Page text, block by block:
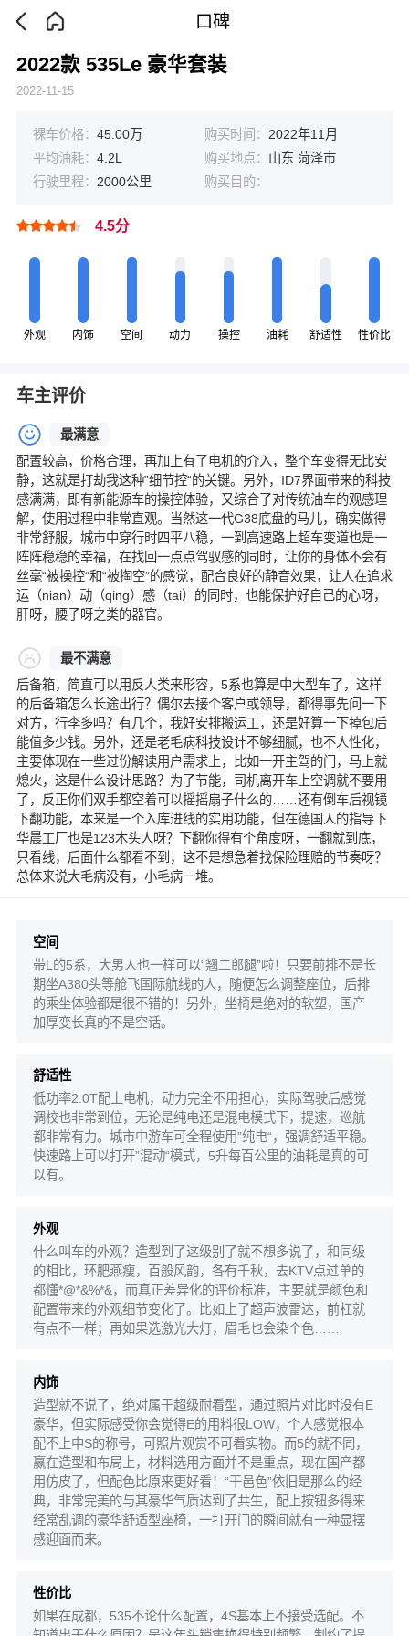
口碑
2022款 535Le 豪华套装
2022-11-15
裸车价格： 45.00万 购买时间： 2022年11月
平均油耗： 4.2L 购买地点： 山东 菏泽市
行驶里程： 2000公里 购买目的：
4.5分
外观 内饰 空间 动力 操控 油耗 舒适性 性价比
车主评价
最满意
配置较高，价格合理，再加上有了电机的介入，整个车变得无比安
静，这就是打劫我这种”细节控“的关键。另外，ID7界面带来的科技
感满满，即有新能源车的操控体验，又综合了对传统油车的观感理
解，使用过程中非常直观。当然这一代G38底盘的马儿，确实做得
非常舒服，城市中穿行时四平八稳，一到高速路上超车变道也是一
阵阵稳稳的幸福，在找回一点点驾驭感的同时，让你的身体不会有
丝毫“被操控”和“被掏空”的感觉，配合良好的静音效果，让人在追求
运（nian）动（qing）感（tai）的同时，也能保护好自己的心呀，
肝呀，腰子呀之类的器官。
最不满意
后备箱，简直可以用反人类来形容，5系也算是中大型车了，这样
的后备箱怎么长途出行？偶尔去接个客户或领导，都得事先问一下
对方，行李多吗？有几个，我好安排搬运工，还是好算一下掉包后
能值多少钱。另外，还是老毛病科技设计不够细腻，也不人性化，
主要体现在一些过份解读用户需求上，比如一开主驾的门，马上就
熄火，这是什么设计思路？为了节能，司机离开车上空调就不要用
了，反正你们双手都空着可以摇摇扇子什么的……还有倒车后视镜
下翻功能，本来是一个入库进线的实用功能，但在德国人的指导下
华晨工厂也是123木头人呀？下翻你得有个角度呀，一翻就到底，
只看线，后面什么都看不到，这不是想急着找保险理赔的节奏呀？
总体来说大毛病没有，小毛病一堆。
空间
带L的5系，大男人也一样可以“翘二郎腿”啦！只要前排不是长
期坐A380头等舱飞国际航线的人，随便怎么调整座位，后排
的乘坐体验都是很不错的！另外，坐椅是绝对的软塑，国产
加厚变长真的不是空话。
舒适性
低功率2.0T配上电机，动力完全不用担心，实际驾驶后感觉
调校也非常到位，无论是纯电还是混电模式下，提速，巡航
都非常有力。城市中游车可全程使用”纯电“，强调舒适平稳。
快速路上可以打开”混动“模式，5升每百公里的油耗是真的可
以有。
外观
什么叫车的外观？造型到了这级别了就不想多说了，和同级
的相比，环肥燕瘦，百般风韵，各有千秋，去KTV点过单的
都懂*@*&%*&，而真正差异化的评价标准，主要就是颜色和
配置带来的外观细节变化了。比如上了超声波雷达，前杠就
有点不一样；再如果选激光大灯，眉毛也会染个色……
内饰
造型就不说了，绝对属于超级耐看型，通过照片对比时没有E
豪华，但实际感受你会觉得E的用料很LOW，个人感觉根本
配不上中S的称号，可照片观赏不可看实物。而5的就不同，
赢在造型和布局上，材料选用方面并不是重点，现在国产都
用仿皮了，但配色比原来更好看！“干邑色”依旧是那么的经
典，非常完美的与其豪华气质达到了共生，配上按钮多得来
经常乱调的豪华舒适型座椅，一打开门的瞬间就有一种显摆
感迎面而来。
性价比
如果在成都，535不论什么配置，4S基本上不接受选配。不